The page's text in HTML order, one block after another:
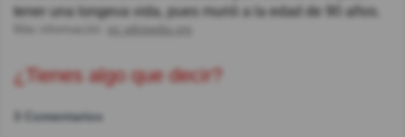
tener una longeva vida, pues murió a la edad de 90 años.
es.wikipedia.org
¿Tienes algo que decir?
3 Comentarios